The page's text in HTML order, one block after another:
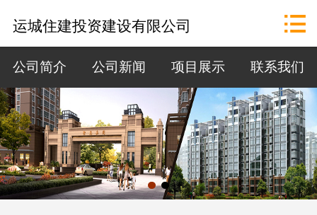
政策法规
资讯中心
招标公告
项目展示
运城住建投资建设有限公司 
公司简介 公司新闻 项目展示 联系我们